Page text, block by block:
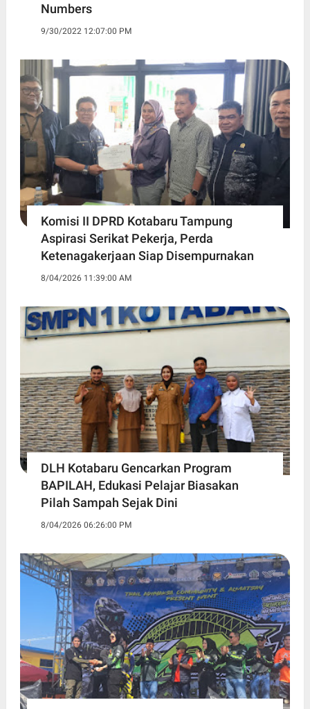
Numbers
9/30/2022 12:07:00 PM
Komisi II DPRD Kotabaru Tampung
Aspirasi Serikat Pekerja, Perda
Ketenagakerjaan Siap Disempurnakan
8/04/2026 11:39:00 AM
DLH Kotabaru Gencarkan Program
BAPILAH, Edukasi Pelajar Biasakan
Pilah Sampah Sejak Dini
8/04/2026 06:26:00 PM